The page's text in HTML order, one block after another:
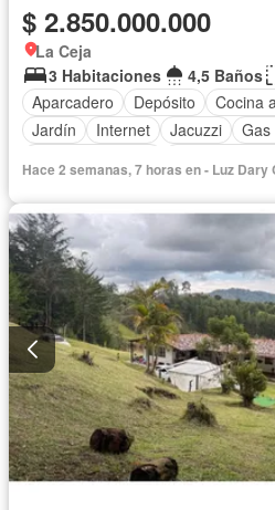
$ 2.850.000.000
La Ceja
3 Habitaciones
4,5 Baños
Aparcadero
Depósito Cocina
Jardín
Internet Jacuzzi
Gas
Hace 2 semanas, 7 horas en - Luz Dary